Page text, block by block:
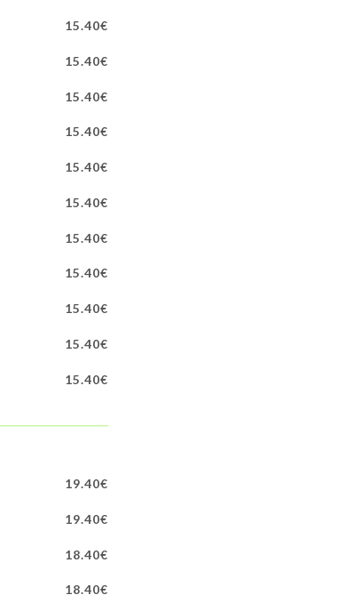
15.40€
15.40€
15.40€
15.40€
15.40€
15.40€
15.40€
15.40€
15.40€
15.40€
15.40€
19.40€
19.40€
18.40€
18.40€